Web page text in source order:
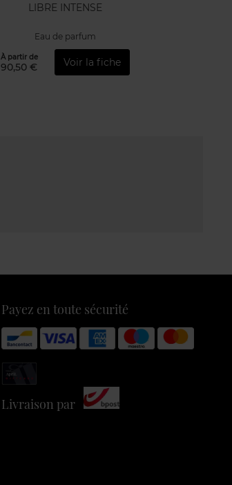
LIBRE INTENSE
Eau de parfum
À partir de
90,50 € Voir la fiche
Payez en toute sécurité
Livraison par